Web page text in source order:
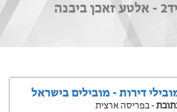
דירות - מובילים בישראל
- בפריסה ארצית